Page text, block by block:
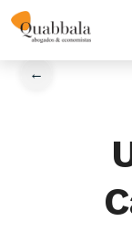
home / News Un
←